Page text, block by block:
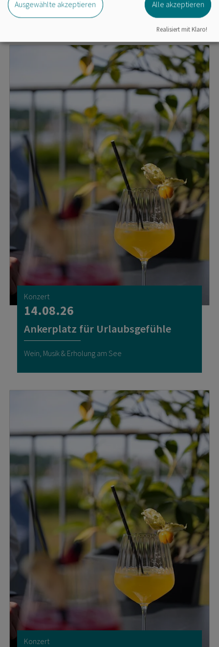
Wein, Musik & Erholung am See
Konzert
14.08.26
Ankerplatz für Urlaubsgefühle
Wein, Musik & Erholung am See
Konzert
Ausgewählte akzeptieren Alle akzeptieren
Realisiert mit Klaro!